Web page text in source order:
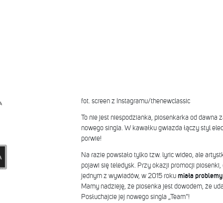
fot. screen z Instagramu/thenewclassic
To nie jest niespodzianka, piosenkarka od dawna
nowego singla. W kawałku gwiazda łączy styl
porwie!
Na razie powstało tylko tzw. lyric wideo, ale
pojawi się teledysk. Przy okazji promocji
jednym z wywiadów, w 2015 roku miała
Mamy nadzieję, że piosenka jest dowodem, że
Posłuchajcie jej nowego singla „Team”!